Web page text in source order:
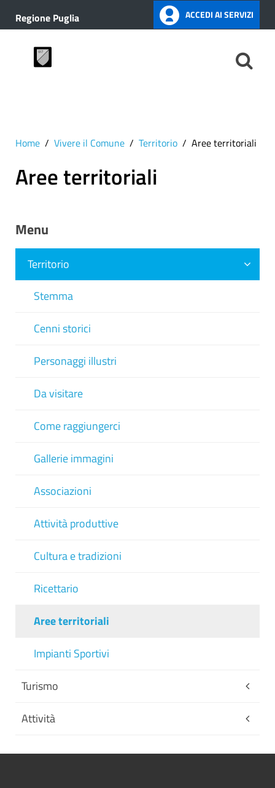
Regione Puglia ACCEDI AI SERVIZI
Home Vivere il Comune Territorio Aree territoriali
Aree territoriali
Menu
Territorio
Stemma
Cenni storici
Personaggi illustri
Da visitare
Come raggiungerci
Gallerie immagini
Associazioni
Attività produttive
Cultura e tradizioni
Ricettario
Aree territoriali
Impianti Sportivi
Turismo
Attività